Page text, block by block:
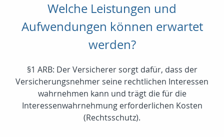
Welche Leistungen und
Aufwendungen können erwartet
werden?
§1 ARB: Der Versicherer sorgt dafür, dass der
Versicherungsnehmer seine rechtlichen Interessen
wahrnehmen kann und trägt die für die
Interessenwahrnehmung erforderlichen Kosten
(Rechtsschutz).